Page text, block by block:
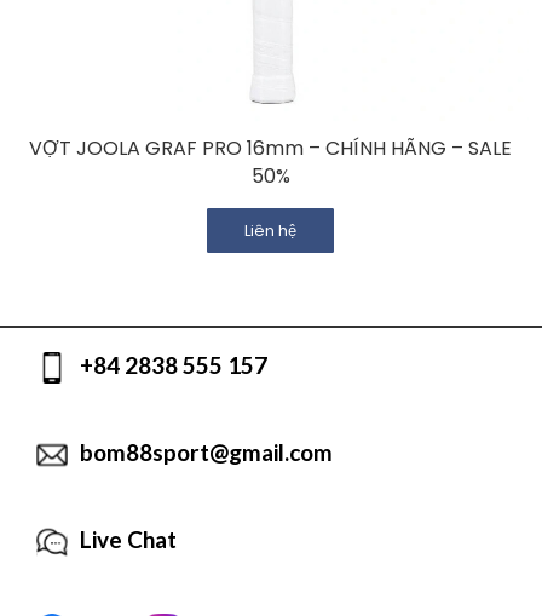
VỢT JOOLA GRAF PRO 16mm – CHÍNH HÃNG – SALE
50%
Liên hệ
+84 2838 555 157
bom88sport@gmail.com
Live Chat